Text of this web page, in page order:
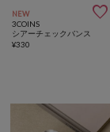
NEW 
3COINS
シアーチェックバンス
¥330